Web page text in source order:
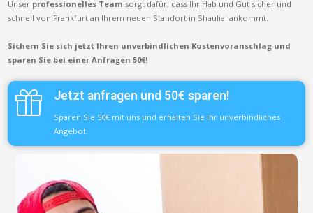
Unser professionelles Team sorgt dafür, dass Ihr Hab und Gut sicher und
schnell von Frankfurt an Ihrem neuen Standort in Shauliai ankommt.
Sichern Sie sich jetzt Ihren unverbindlichen Kostenvoranschlag und
sparen Sie bei einer Anfragen 50€!
Jetzt anfragen und 50€ sparen!
Sparen Sie 50€ mit uns und erhalten Sie Ihr unverbindliches
Angebot.